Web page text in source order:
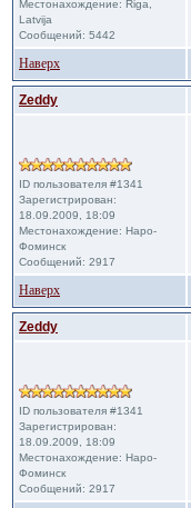
Местонахождение: Riga,
Latvija
Сообщений: 5442
Наверх
Zeddy
ID пользователя #1341
Зарегистрирован:
18.09.2009, 18:09
Местонахождение: Наро-
Фоминск
Сообщений: 2917
Наверх
Zeddy
ID пользователя #1341
Зарегистрирован:
18.09.2009, 18:09
Местонахождение: Наро-
Фоминск
Сообщений: 2917